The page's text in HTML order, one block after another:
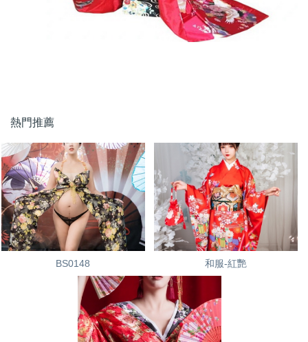
熱門推薦
BS0148 和服-紅艷